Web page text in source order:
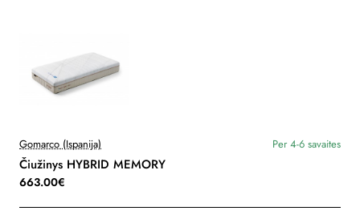
Gomarco (Ispanija) Per 4-6 savaites
Čiužinys HYBRID MEMORY
663.00€